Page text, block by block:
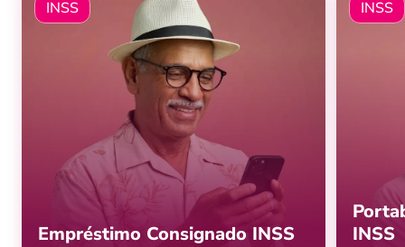
INSS
Empréstimo Consignado INSS
INSS
INSS